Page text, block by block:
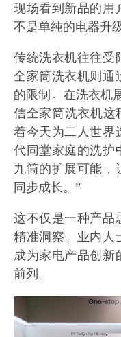
现场看到新品的用
不是单纯的电器升
传统洗衣机往往受
全家筒洗衣机则通
的限制。在洗衣机
信全家筒洗衣机这
着今天为二人世界
代同堂家庭的洗护
九筒的扩展可能，
同步成长。”
这不仅是一种产品
精准洞察。业内人
成为家电产品创新
前列。